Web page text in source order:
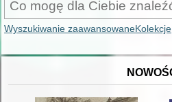
Wyszukiwanie zaawansowaneKolekcje